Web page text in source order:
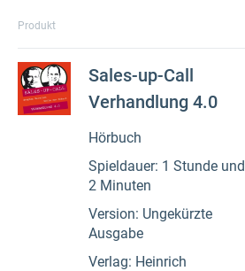
Produkt
Sales-up-Call
Verhandlung 4.0
Hörbuch
Spieldauer: 1 Stunde und
2 Minuten
Version: Ungekürzte
Ausgabe
Verlag: Heinrich